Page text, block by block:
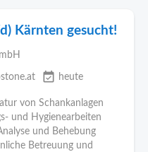
Kärnten gesucht!
event_available heute
von Schankanlagen
und Hygienearbeiten
und Behebung
Betreuung und